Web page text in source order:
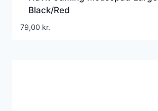
Black/Red
79,00 kr.